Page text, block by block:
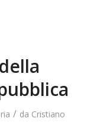
/ da Cristiano